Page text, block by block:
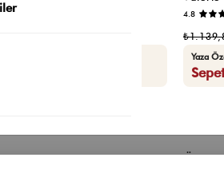
%30 İndirim
4.8
Yaza
Öne